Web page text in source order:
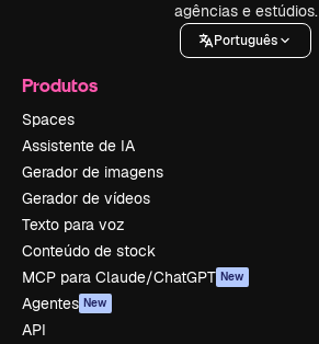
agências e estúdios.
Português
Produtos
Spaces
Assistente de IA
Gerador de imagens
Gerador de vídeos
Texto para voz
Conteúdo de stock
MCP para Claude/ChatGPT New
Agentes New
API